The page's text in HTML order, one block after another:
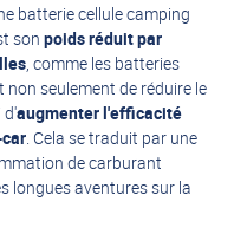
batterie cellule camping
son poids réduit par
, comme les batteries
seulement de réduire le
d'augmenter l'efficacité
. Cela se traduit par une
de carburant
longues aventures sur la